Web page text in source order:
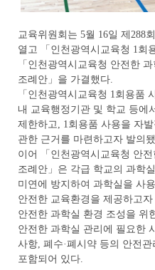
교육위원회는 5월 16일 제288
열고 「인천광역시교육청 1회
「인천광역시교육청 안전한
조례안」을 가결했다.
「인천광역시교육청 1회용품
내 교육행정기관 및 학교 등에
제한하고, 1회용품 사용을 자
관한 근거를 마련하고자 발의
이어 「인천광역시교육청 안
조례안」은 각급 학교의 과학
미연에 방지하여 과학실을 사
안전한 교육환경을 제공하고
안전한 과학실 환경 조성을 위
안전한 과학실 관리에 필요한
사항, 폐수·폐시약 등의 안전
포함되어 있다.